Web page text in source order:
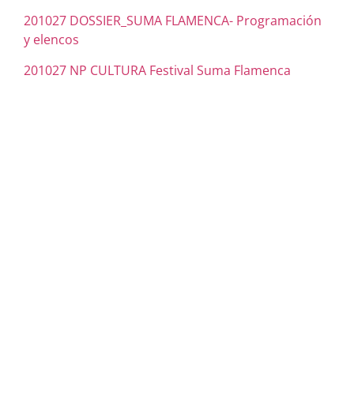
201027 DOSSIER_SUMA FLAMENCA- Programación
y elencos
201027 NP CULTURA Festival Suma Flamenca